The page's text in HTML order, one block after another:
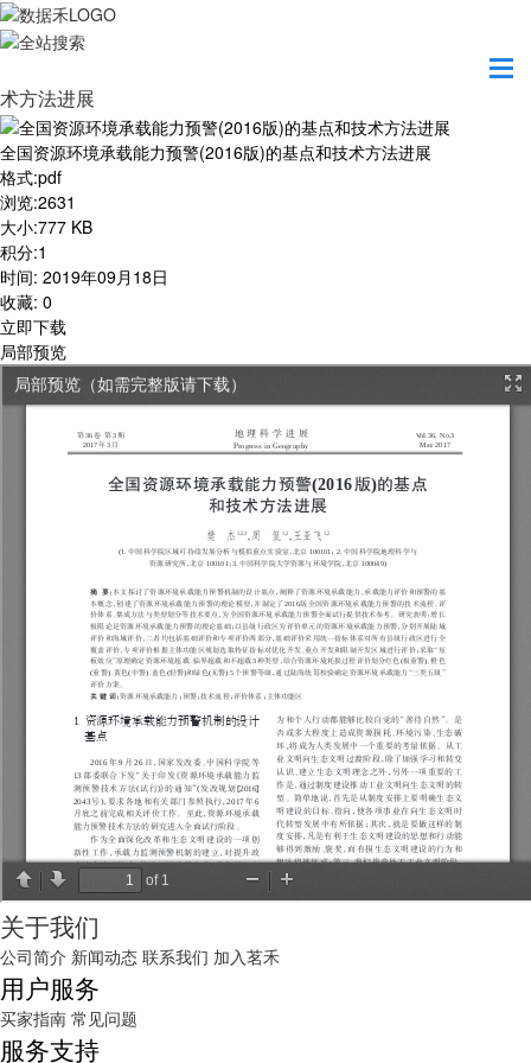
全国资源环境承载能力预警(2016版)的基点和技
术方法进展
全国资源环境承载能力预警(2016版)的基点和技术方法进展
格式:pdf
浏览:2631
大小:777 KB
积分:1
时间: 2019年09月18日
收藏: 0
立即下载
局部预览
关于我们
公司简介 新闻动态 联系我们 加入茗禾
用户服务
买家指南 常见问题
服务支持